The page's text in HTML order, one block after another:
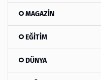
MAGAZİN
EĞİTİM
DÜNYA